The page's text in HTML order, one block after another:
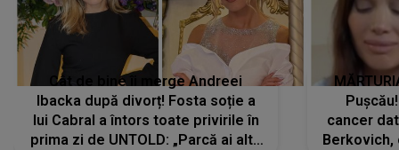
Cât de bine îi merge Andreei
Ibacka după divorț! Fosta soție a
lui Cabral a întors toate privirile în
prima zi de UNTOLD: „Parcă ai altă
cancer
Berkovich,